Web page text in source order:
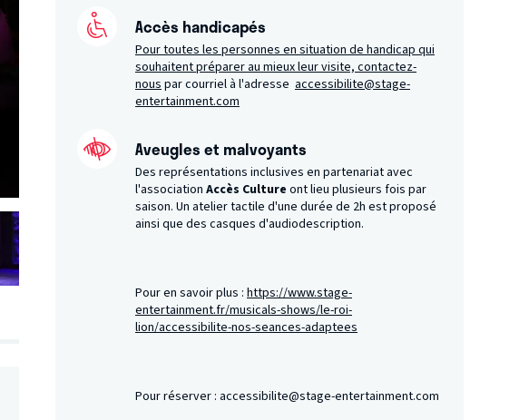
Accès handicapés
Pour toutes les personnes en situation de handicap qui
souhaitent préparer au mieux leur visite, contactez-
nous par courriel à l'adresse accessibilite@stage-
entertainment.com
Aveugles et malvoyants
Des représentations inclusives en partenariat avec
l'association Accès Culture ont lieu plusieurs fois par
saison. Un atelier tactile d'une durée de 2h est proposé
ainsi que des casques d'audiodescription.
Pour en savoir plus : https://www.stage-
entertainment.fr/musicals-shows/le-roi-
lion/accessibilite-nos-seances-adaptees
Pour réserver : accessibilite@stage-entertainment.com